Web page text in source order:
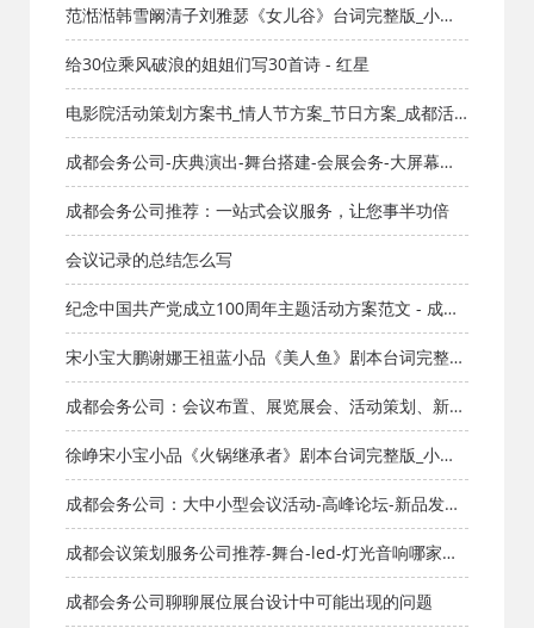
都活动公司网_策划网_方案网_文案网_文档网
范湉湉韩雪阚清子刘雅瑟《女儿谷》台词完整版_小品
剧本库_知识库_成都活动公司网_策划网_方案网_文案网
_文档网
给30位乘风破浪的姐姐们写30首诗 - 红星
电影院活动策划方案书_情人节方案_节日方案_成都活
动公司网_策划网_方案网_文案网_文档网
成都会务公司-庆典演出-舞台搭建-会展会务-大屏幕灯
光模特礼仪
成都会务公司推荐：一站式会议服务，让您事半功倍
会议记录的总结怎么写
纪念中国共产党成立100周年主题活动方案范文 - 成都
活动策划公司
宋小宝大鹏谢娜王祖蓝小品《美人鱼》剧本台词完整版
_小品剧本库_知识库_成都活动公司网_策划网_方案网_
文案网_文档网
成都会务公司：会议布置、展览展会、活动策划、新品
发布会、 开工仪式
徐峥宋小宝小品《火锅继承者》剧本台词完整版_小品
剧本库_知识库_成都活动公司网_策划网_方案网_文案网
_文档网
成都会务公司：大中小型会议活动-高峰论坛-新品发布
会-颁奖晚会-经销商会议服务
成都会议策划服务公司推荐-舞台-led-灯光音响哪家
好？
成都会务公司聊聊展位展台设计中可能出现的问题